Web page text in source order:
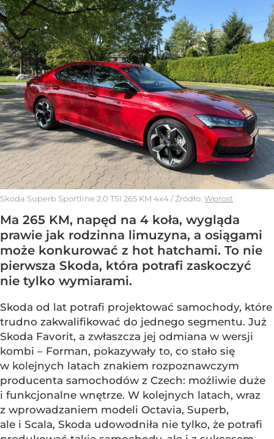
Skoda Superb Sportline 2.0 TSI 265 KM 4x4/ Źródło: Wprost
Ma 265 KM, napęd na 4 koła, wygląda
prawie jak rodzinna limuzyna, a osiągami
może konkurować z hot hatchami. To nie
pierwsza Skoda, która potrafi zaskoczyć
nie tylko wymiarami.
Skoda od lat potrafi projektować samochody, które
trudno zakwalifikować do jednego segmentu. Już
Skoda Favorit, a zwłaszcza jej odmiana w wersji
kombi – Forman, pokazywały to, co stało się
w kolejnych latach znakiem rozpoznawczym
producenta samochodów z Czech: możliwie duże
i funkcjonalne wnętrze. W kolejnych latach, wraz
z wprowadzaniem modeli Octavia, Superb,
ale i Scala, Skoda udowodniła nie tylko, że potrafi